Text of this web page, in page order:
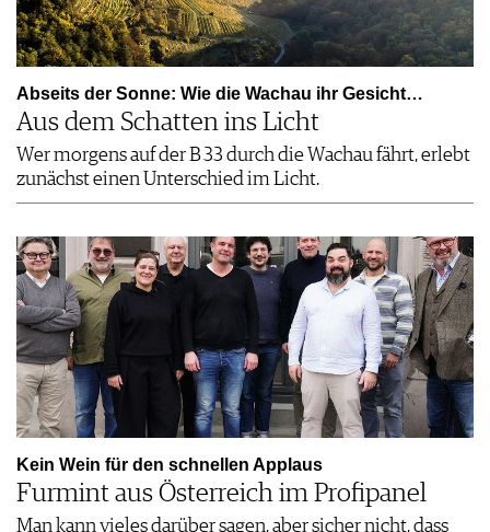
Abseits der Sonne: Wie die Wachau ihr Gesicht…
Aus dem Schatten ins Licht
Wer morgens auf der B 33 durch die Wachau fährt, erlebt
zunächst einen Unterschied im Licht.
Kein Wein für den schnellen Applaus
Furmint aus Österreich im Profipanel
Man kann vieles darüber sagen, aber sicher nicht, dass